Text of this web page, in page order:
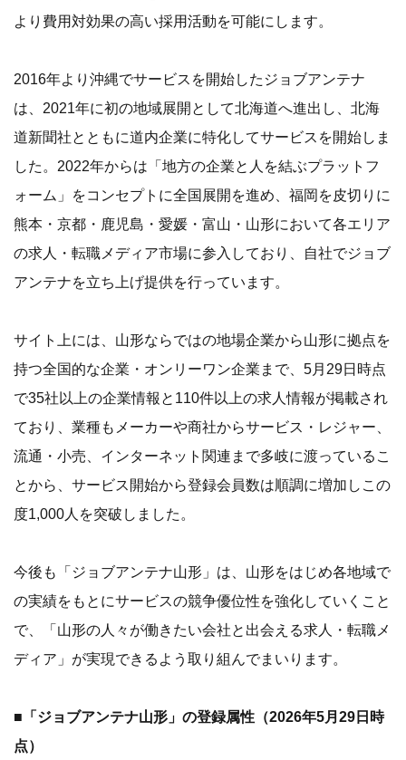
より費用対効果の高い採用活動を可能にします。
2016年より沖縄でサービスを開始したジョブアンテナ
は、2021年に初の地域展開として北海道へ進出し、北海
道新聞社とともに道内企業に特化してサービスを開始しま
した。2022年からは「地方の企業と人を結ぶプラットフ
ォーム」をコンセプトに全国展開を進め、福岡を皮切りに
熊本・京都・鹿児島・愛媛・富山・山形において各エリア
の求人・転職メディア市場に参入しており、自社でジョブ
アンテナを立ち上げ提供を行っています。
サイト上には、山形ならではの地場企業から山形に拠点を
持つ全国的な企業・オンリーワン企業まで、5月29日時点
で35社以上の企業情報と110件以上の求人情報が掲載され
ており、業種もメーカーや商社からサービス・レジャー、
流通・小売、インターネット関連まで多岐に渡っているこ
とから、サービス開始から登録会員数は順調に増加しこの
度1,000人を突破しました。
今後も「ジョブアンテナ山形」は、山形をはじめ各地域で
の実績をもとにサービスの競争優位性を強化していくこと
で、「山形の人々が働きたい会社と出会える求人・転職メ
ディア」が実現できるよう取り組んでまいります。
■「ジョブアンテナ山形」の登録属性（2026年5月29日時
点）